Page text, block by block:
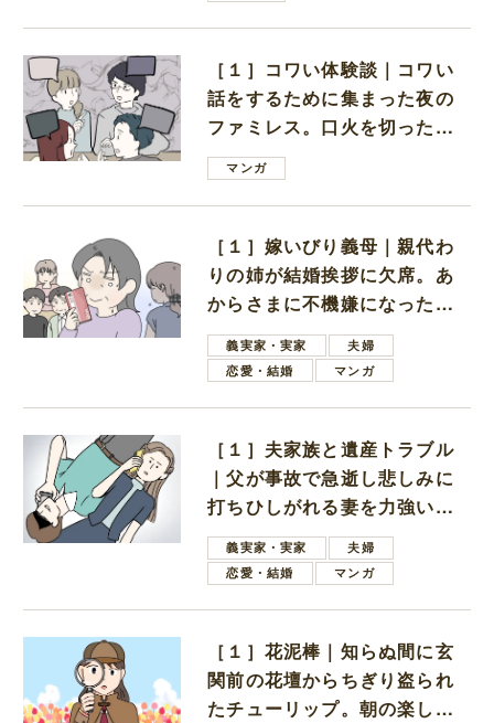
［１］コワい体験談｜コワい
話をするために集まった夜の
ファミレス。口火を切ったの
は電車好きの男の子ママ
マンガ
［１］嫁いびり義母｜親代わ
りの姉が結婚挨拶に欠席。あ
からさまに不機嫌になった義
母義実家・実家
夫婦
恋愛・結婚
マンガ
［１］夫家族と遺産トラブル
｜父が事故で急逝し悲しみに
打ちひしがれる妻を力強い言
葉で励ます夫
義実家・実家
夫婦
恋愛・結婚
マンガ
［１］花泥棒｜知らぬ間に玄
関前の花壇からちぎり盗られ
たチューリップ。朝の楽しみ